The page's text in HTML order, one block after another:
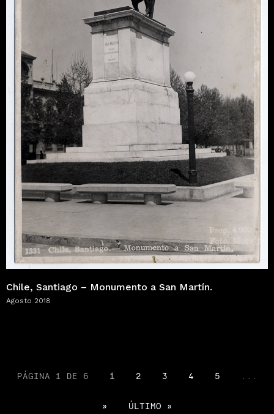
Chile, Santiago – Monumento a San Martín.
Agosto 2018
PÁGINA 1 DE 6 1 2 3 4 5
» ÚLTIMO »